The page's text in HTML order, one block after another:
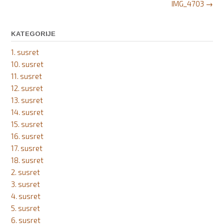
IMG_4703 →
KATEGORIJE
1. susret
10. susret
11. susret
12. susret
13. susret
14. susret
15. susret
16. susret
17. susret
18. susret
2. susret
3. susret
4. susret
5. susret
6. susret